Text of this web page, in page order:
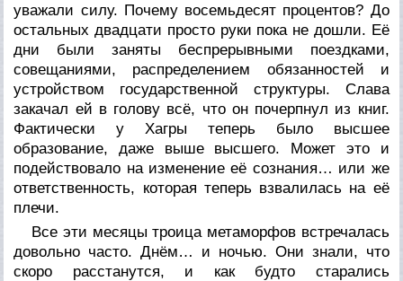
уважали силу. Почему восемьдесят процентов? До
остальных двадцати просто руки пока не дошли. Её
дни были заняты беспрерывными поездками,
совещаниями, распределением обязанностей и
устройством государственной структуры. Слава
закачал ей в голову всё, что он почерпнул из книг.
Фактически у Хагры теперь было высшее
образование, даже выше высшего. Может это и
подействовало на изменение её сознания… или же
ответственность, которая теперь взвалилась на её
плечи.
Все эти месяцы троица метаморфов встречалась
довольно часто. Днём… и ночью. Они знали, что
скоро расстанутся, и как будто старались